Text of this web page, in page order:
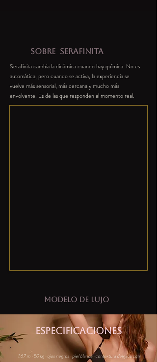
SOBRE SERAFINITA
Serafinita cambia la dinámica cuando hay química. No es
automática, pero cuando se activa, la experiencia se
vuelve más sensorial, más cercana y mucho más
envolvente. Es de las que responden al momento real.
Modelo de lujo
ESPECIFICACIONES
1.67 m · 50 kg · ojos negros · piel blanca · contextura delgada con